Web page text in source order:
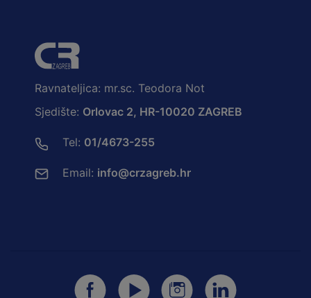
Ravnateljica: mr.sc. Teodora Not
Sjedište: Orlovac 2, HR-10020 ZAGREB
Tel: 01/4673-255
Email: info@crzagreb.hr